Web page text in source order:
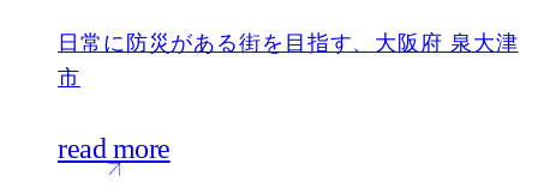
日常に防災がある街を目指す、大阪府 泉大津
市
read more